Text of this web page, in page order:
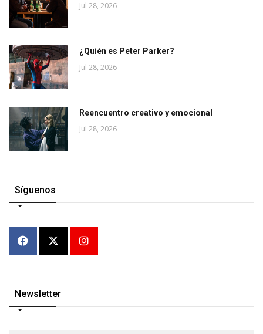
Jul 28, 2026
¿Quién es Peter Parker?
Jul 28, 2026
Reencuentro creativo y emocional
Jul 28, 2026
Síguenos
Newsletter